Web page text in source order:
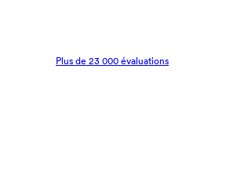
Plus de 23 000 évaluations